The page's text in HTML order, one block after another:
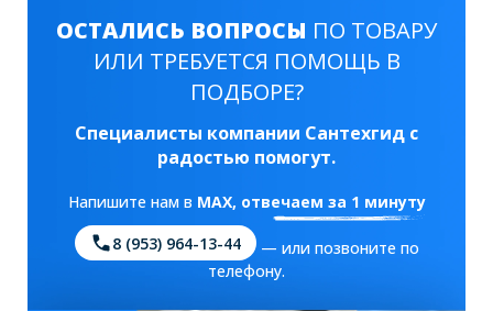
ОСТАЛИСЬ ВОПРОСЫ ПО ТОВАРУ
ИЛИ ТРЕБУЕТСЯ ПОМОЩЬ В
ПОДБОРЕ?
Специалисты компании Сантехгид с
радостью помогут.
Напишите нам в MAX, отвечаем за 1 минуту
8 (953) 964-13-44
— или позвоните по
телефону.